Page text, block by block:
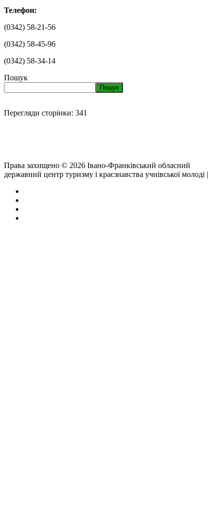
Телефон:
(0342) 58-21-56
(0342) 58-45-96
(0342) 58-34-14
Пошук
Пошук
Перегляди сторінки: 341
Права захищено © 2026 Івано-Франківський обласний
державний центр туризму і краєзнавства учнівської молоді |